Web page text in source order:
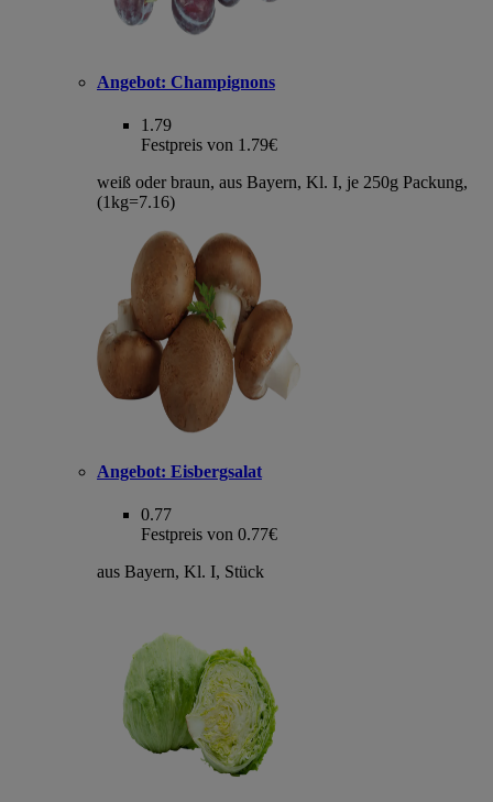
Angebot: Champignons
1.79
Festpreis von 1.79€
weiß oder braun, aus Bayern, Kl. I, je 250g Packung,
(1kg=7.16)
Angebot: Eisbergsalat
0.77
Festpreis von 0.77€
aus Bayern, Kl. I, Stück